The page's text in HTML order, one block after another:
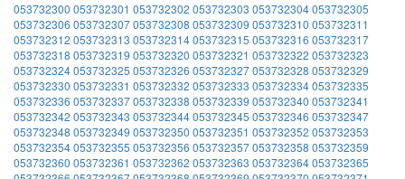
053732300 053732301 053732302 053732303 053732304053732305
053732306 053732307053732308 053732309 053732310 053732311
053732312 053732313 053732314053732315 053732316 053732317
053732318 053732319 053732320 053732321 053732322 053732323
053732324053732325 053732326 053732327053732328 053732329
053732330 053732331 053732332 053732333 053732334053732335
053732336 053732337053732338 053732339 053732340 053732341
053732342 053732343 053732344053732345 053732346 053732347
053732348 053732349 053732350 053732351 053732352 053732353
053732354053732355 053732356 053732357053732358 053732359
053732360 053732361 053732362 053732363 053732364053732365